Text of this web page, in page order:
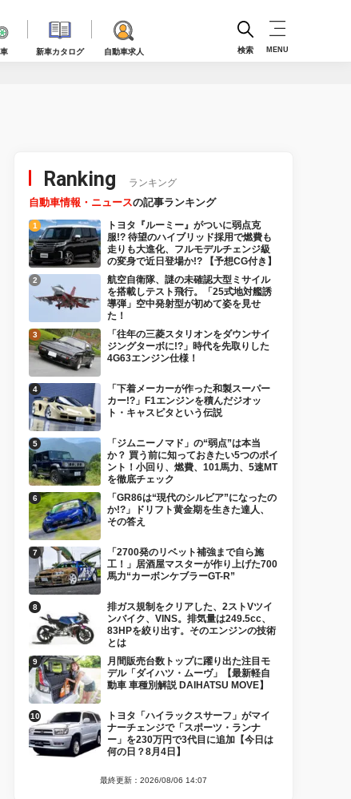
新車カタログ 自動車求人 検索 MENU
Ranking ランキング
自動車情報・ニュースの記事ランキング
トヨタ『ルーミー』がついに弱点克
服!? 待望のハイブリッド採用で燃費も
走りも大進化、フルモデルチェンジ級
の変身で近日登場か!? 【予想CG付き】
航空自衛隊、謎の未確認大型ミサイル
を搭載しテスト飛行。「25式地対艦誘
導弾」空中発射型が初めて姿を見せ
た！
「往年の三菱スタリオンをダウンサイ
ジングターボに!?」時代を先取りした
4G63エンジン仕様！
「下着メーカーが作った和製スーパー
カー!?」F1エンジンを積んだジオッ
ト・キャスピタという伝説
「ジムニーノマド」の“弱点”は本当
か？ 買う前に知っておきたい5つのポイ
ント！小回り、燃費、101馬力、5速MT
を徹底チェック
「GR86は“現代のシルビア”になったの
か!?」ドリフト黄金期を生きた達人、
その答え
「2700発のリベット補強まで自ら施
工！」居酒屋マスターが作り上げた700
馬力“カーボンケブラーGT-R”
排ガス規制をクリアした、2ストVツイ
ンバイク、VINS。排気量は249.5cc、
83HPを絞り出す。そのエンジンの技術
とは
月間販売台数トップに躍り出た注目モ
デル「ダイハツ・ムーヴ」【最新軽自
動車 車種別解説 DAIHATSU MOVE】
トヨタ「ハイラックスサーフ」がマイ
ナーチェンジで「スポーツ・ランナ
ー」を230万円で3代目に追加【今日は
何の日？8月4日】
最終更新：2026/08/06 14:07